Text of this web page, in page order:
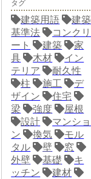
タグ
建築用語
建築
基準法
コンクリ
ート
建築
家
具
木材
イン
テリア
耐久性
柱
施工
デ
ザイン
住宅
梁
強度
屋根
設計
マンショ
ン
換気
モル
タル
壁
窓
外壁
基礎
キ
ッチン
建材